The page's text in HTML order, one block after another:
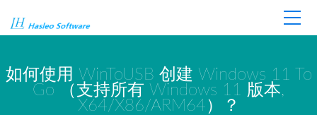
如何使用 WinToUSB 创建 Windows 11 To
Go （支持所有 Windows 11 版本,
X64/X86/ARM64）？